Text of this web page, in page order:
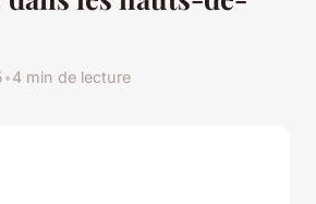
•4 min de lecture